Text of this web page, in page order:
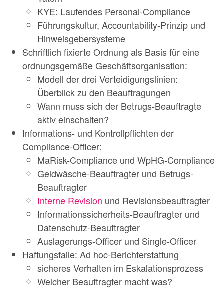
KYE: Laufendes Personal-Compliance
Führungskultur, Accountability-Prinzip und
Hinweisgebersysteme
Schriftlich fixierte Ordnung als Basis für eine
ordnungsgemäße Geschäftsorganisation:
Modell der drei Verteidigungslinien:
Überblick zu den Beauftragungen
Wann muss sich der Betrugs-Beauftragte
aktiv einschalten?
Informations- und Kontrollpflichten der
Compliance-Officer:
MaRisk-Compliance und WpHG-Compliance
Geldwäsche-Beauftragter und Betrugs-
Beauftragter
Interne Revision und Revisionsbeauftragter
Informationssicherheits-Beauftragter und
Datenschutz-Beauftragter
Auslagerungs-Officer und Single-Officer
Haftungsfalle: Ad hoc-Berichterstattung
sicheres Verhalten im Eskalationsprozess
Welcher Beauftragter macht was?